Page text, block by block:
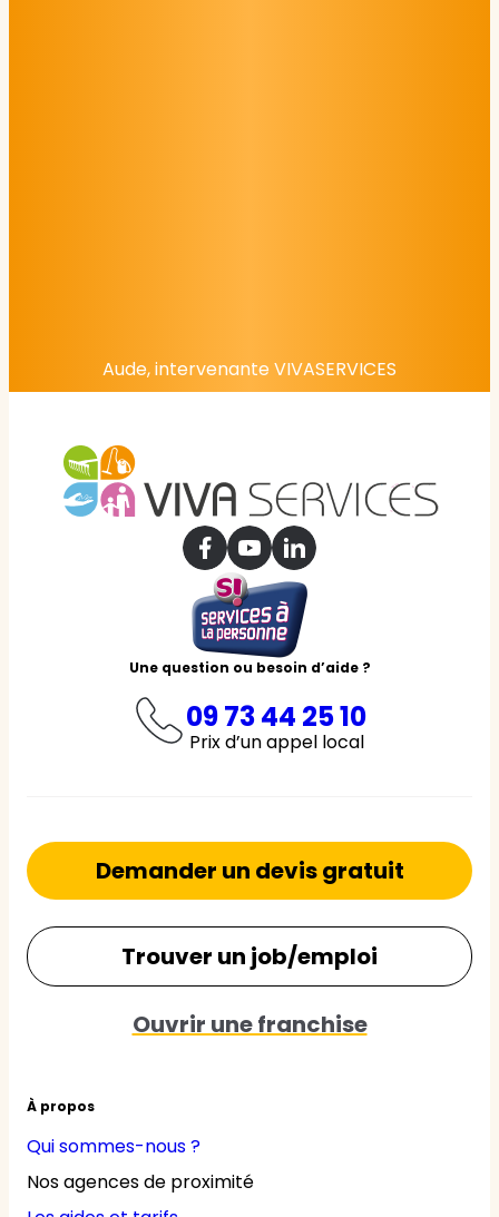
Aude, intervenante VIVASERVICES
Une question ou besoin d’aide ?
09 73 44 25 10
Prix d’un appel local
À propos
Qui sommes-nous ?
Nos agences de proximité
Demander un devis gratuit
Trouver un job/emploi
Ouvrir une franchise